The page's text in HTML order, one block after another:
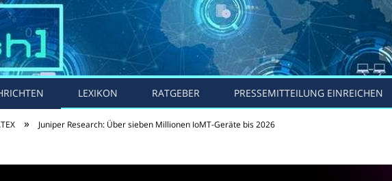
LEXIKON RATGEBER PRESSEMITTEILUNG EINREICHEN
» Juniper Research: Über sieben Millionen IoMT-Geräte bis 2026